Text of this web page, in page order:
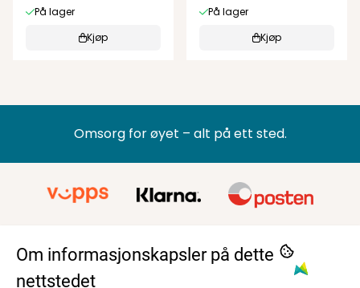
På lager
Kjøp
På lager
Kjøp
Omsorg for øyet – alt på ett sted.
Om informasjonskapsler på dette
nettstedet